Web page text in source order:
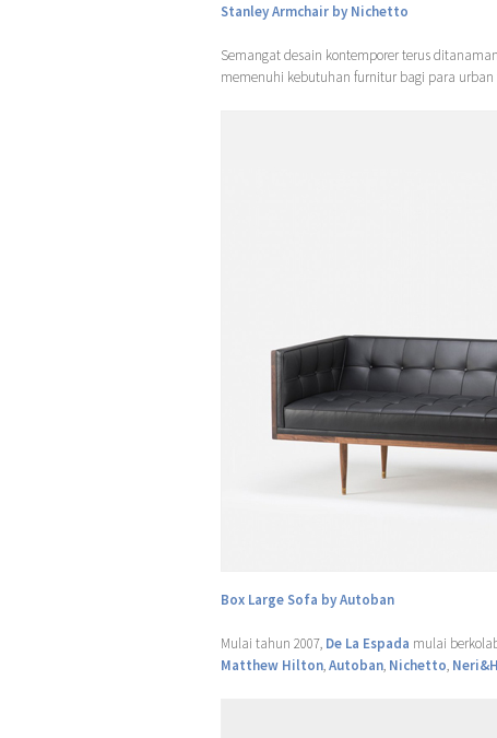
Stanley Armchair by Nichetto
Semangat desain kontemporer terus
memenuhi kebutuhan furnitur bagi para
Box Large Sofa by Autoban
Mulai tahun 2007, De La Espada mulai
Matthew Hilton,Autoban, Nichetto,